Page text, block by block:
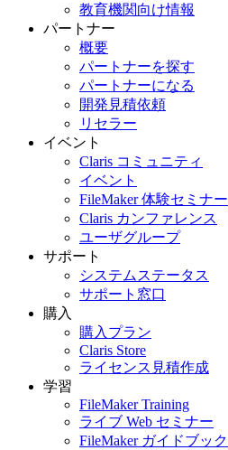
教育機関向け情報
パートナー
概要
パートナーを探す
パートナーになる
開発見積依頼
リセラー
イベント
Claris コミュニティ
イベント
FileMaker 体験セミナー
Claris カンファレンス
ユーザグループ
サポート
システムステータス
サポート窓口
購入
購入プラン
Claris Store
ライセンス見積作成
学習
FileMaker Training
ライブ Web セミナー
FileMaker ガイドブック